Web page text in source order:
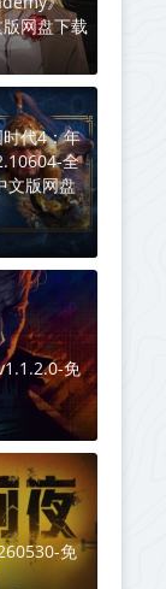
网盘下载
代4：年
全
文版网盘
免
免